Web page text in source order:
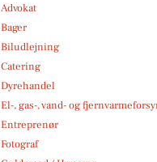
Advokat
Bager
Biludlejning
Catering
Dyrehandel
El-, gas-, vand- og
Entreprenør
Fotograf